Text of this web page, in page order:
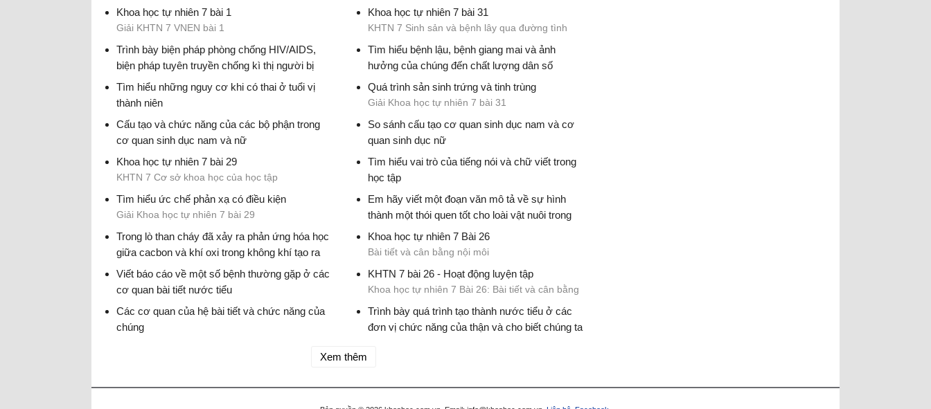
sống con người.
Viết đoạn văn mô tả vai trò của các nguyên tố
Khoa học tự nhiên 7 bài 1
Giải KHTN 7 VNEN bài 1
Khoa học tự nhiên 7 bài 31
KHTN 7 Sinh sản và bệnh lây qua đường tình
dục
Trình bày biện pháp phòng chống HIV/AIDS,
biện pháp tuyên truyền chống kì thị người bị
HIV/AIDS
Giải Khoa học tự nhiên 7 bài 31
Tìm hiểu bệnh lậu, bệnh giang mai và ảnh
hưởng của chúng đến chất lượng dân số
Giải Khoa học tự nhiên 7 bài 31
Tìm hiểu những nguy cơ khi có thai ở tuổi vị
thành niên
Giải Khoa học tự nhiên 7 bài 31
Quá trình sản sinh trứng và tinh trùng
Giải Khoa học tự nhiên 7 bài 31
Cấu tạo và chức năng của các bộ phận trong
cơ quan sinh dục nam và nữ
Giải Khoa học tự nhiên 7 bài 31
So sánh cấu tạo cơ quan sinh dục nam và cơ
quan sinh dục nữ
Giải Khoa học tự nhiên 7 bài 31
Khoa học tự nhiên 7 bài 29
KHTN 7 Cơ sở khoa học của học tập
Tìm hiểu vai trò của tiếng nói và chữ viết trong
học tập
Giải Khoa học tự nhiên 7 bài 29
Tìm hiểu ức chế phản xạ có điều kiện
Giải Khoa học tự nhiên 7 bài 29
Em hãy viết một đoạn văn mô tả về sự hình
thành một thói quen tốt cho loài vật nuôi trong
nhà em
Giải Khoa học tự nhiên 7 bài 29
Trong lò than cháy đã xảy ra phản ứng hóa học
giữa cacbon và khí oxi trong không khí tạo ra
khí cacbonic.
Giải Khoa học tự nhiên 7 bài 4
Khoa học tự nhiên 7 Bài 26
Bài tiết và cân bằng nội môi
Viết báo cáo về một số bệnh thường gặp ở các
cơ quan bài tiết nước tiểu
Khoa học tự nhiên 7 Bài 26: Bài tiết và cân bằng
nội môi
KHTN 7 bài 26 - Hoạt động luyện tập
Khoa học tự nhiên 7 Bài 26: Bài tiết và cân bằng
nội môi
Các cơ quan của hệ bài tiết và chức năng của
chúng
Trình bày quá trình tạo thành nước tiểu ở các
đơn vị chức năng của thận và cho biết chúng ta
Xem thêm